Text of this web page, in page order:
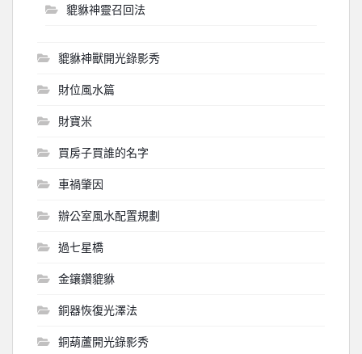
貔貅神靈召回法
貔貅神獸開光錄影秀
財位風水篇
財寶米
買房子買誰的名字
車禍肇因
辦公室風水配置規劃
過七星橋
金鑲鑽貔貅
銅器恢復光澤法
銅葫蘆開光錄影秀